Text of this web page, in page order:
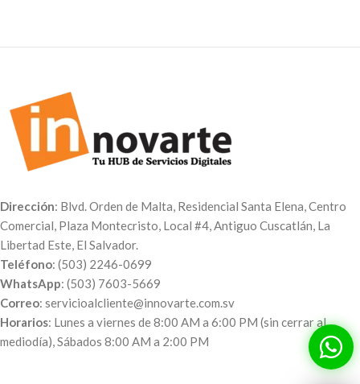
Dirección: Blvd. Orden de Malta, Residencial Santa Elena, Centro
Comercial, Plaza Montecristo, Local #4, Antiguo Cuscatlán, La
Libertad Este, El Salvador.
Teléfono: (503) 2246-0699
WhatsApp: (503) 7603-5669
Correo: servicioalcliente@innovarte.com.sv
Horarios: Lunes a viernes de 8:00 AM a 6:00 PM (sin cerrar al
mediodía), Sábados 8:00 AM a 2:00 PM